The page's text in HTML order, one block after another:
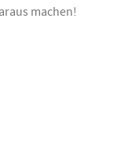
machen!